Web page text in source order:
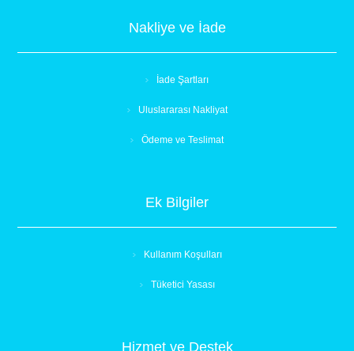
Nakliye ve İade
İade Şartları
Uluslararası Nakliyat
Ödeme ve Teslimat
Ek Bilgiler
Kullanım Koşulları
Tüketici Yasası
Hizmet ve Destek